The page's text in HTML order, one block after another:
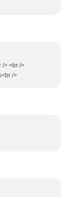
/> <br />
/>